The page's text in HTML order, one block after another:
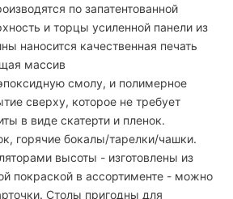
по запатентованной
и торцы усиленной панели из
наносится качественная печать
массив
смолу, и полимерное
сверху, которое не требует
в виде скатерти и пленок.
горячие бокалы/тарелки/чашки.
высоты - изготовлены из
покраской в ассортименте - можно
Столы пригодны для